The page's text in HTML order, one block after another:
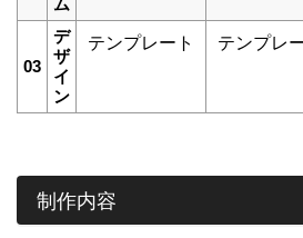
ム
03
デ
ザ
イ
ン
テンプレート テンプレ
制作内容